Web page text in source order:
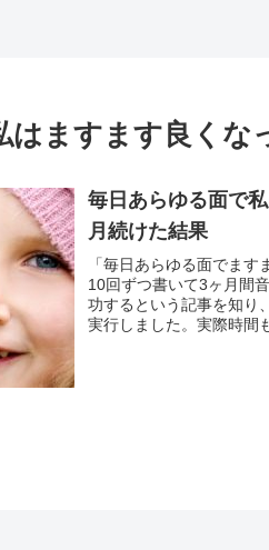
はますます良くな
毎日あらゆる面で
月続けた結果
「毎日あらゆる面でま
10回ずつ書いて3ヶ月間
功するという記事を知り
実行しました。実際時間